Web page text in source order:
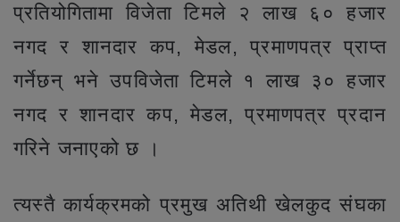
प्रतियोगितामा विजेता टिमले २ लाख ६० हजार
नगद र शानदार कप, मेडल, प्रमाणपत्र प्राप्त
गर्नेछन् भने उपविजेता टिमले १ लाख ३० हजार
नगद र शानदार कप, मेडल, प्रमाणपत्र प्रदान
गरिने जनाएको छ ।
त्यस्तै कार्यक्रमको प्रमुख अतिथी खेलकुद संघका